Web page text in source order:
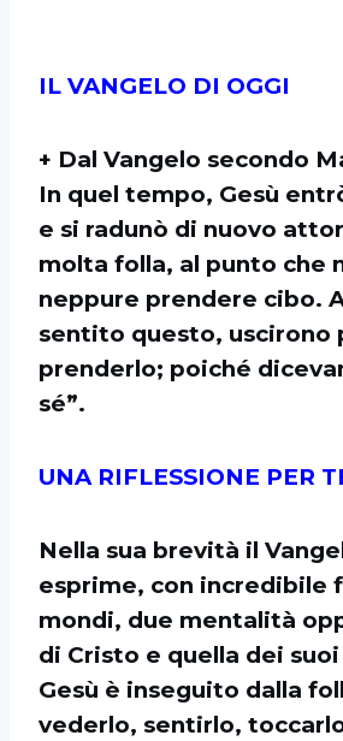
IL VANGELO DI OGGI
+ Dal Vangelo secondo
In quel tempo, Gesù
e si radunò di nuovo
molta folla, al punto che
neppure prendere cibo.
sentito questo, uscirono
prenderlo; poiché
sé”.
UNA RIFLESSIONE PER
Nella sua brevità il
esprime, con incredibile
mondi, due mentalità
di Cristo e quella dei
Gesù è inseguito dalla
vederlo, sentirlo,